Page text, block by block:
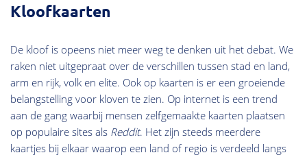
Kloofkaarten
De kloof is opeens niet meer weg te denken uit het debat. We
raken niet uitgepraat over de verschillen tussen stad en land,
arm en rijk, volk en elite. Ook op kaarten is er een groeiende
belangstelling voor kloven te zien. Op internet is een trend
aan de gang waarbij mensen zelfgemaakte kaarten plaatsen
op populaire sites als Reddit. Het zijn steeds meerdere
kaartjes bij elkaar waarop een land of regio is verdeeld langs